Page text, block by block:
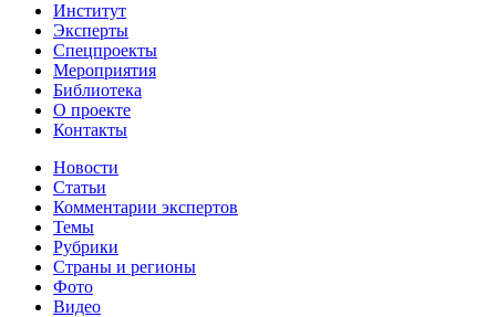
Институт
Эксперты
Спецпроекты
Мероприятия
Библиотека
О проекте
Контакты
Новости
Статьи
Комментарии экспертов
Темы
Рубрики
Страны и регионы
Фото
Видео